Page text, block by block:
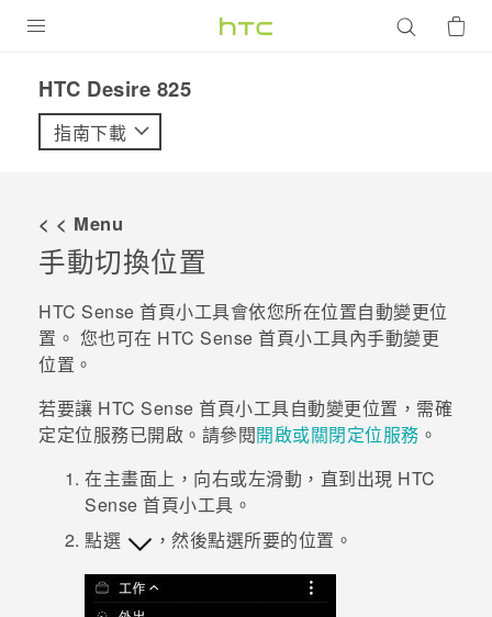
VIVE
配件
優惠專區
校園專案
企業採購
銷售通路
支援服務
VIVELAND
HTC Desire 825‎
指南下載
< < Menu
手動切換位置
HTC Sense 首頁小工具會依您所在位置自動變更位
置。 您也可在 HTC Sense 首頁小工具內手動變更
位置。
若要讓 HTC Sense 首頁小工具自動變更位置，需確
定定位服務已開啟。請參閱開啟或關閉定位服務 。
在主畫面上，向右或左滑動，直到出現 HTC
Sense 首頁小工具。
點選
，然後點選所要的位置。